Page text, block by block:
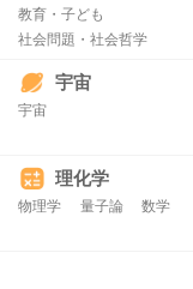
教育・子ども
社会問題・社会哲学
宇宙
宇宙
理化学
物理学 量子論 数学